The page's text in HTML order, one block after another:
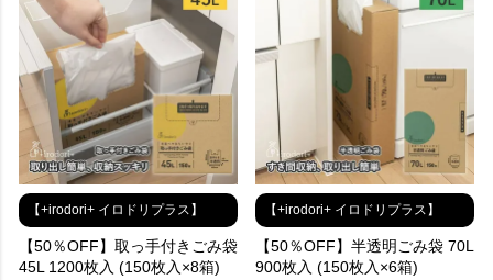
【+irodori+ イロドリプラス】
【50％OFF】取っ手付きごみ袋
45L 1200枚入 (150枚入×8箱)
【+irodori+ イロドリプラス】
【50％OFF】半透明ごみ袋 70L
900枚入 (150枚入×6箱)